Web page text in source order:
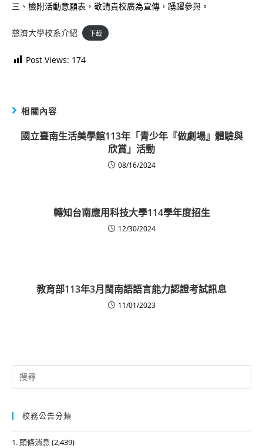
三、檢附活動意願表，敬請貴校廣為宣傳，踴躍參與。
慈濟大學校系介紹 下載
Post Views: 174
相關內容
國立臺南生活美學館113年「青少年『做劇場』體驗與
欣賞」活動
08/16/2024
轉知台南應用科技大學114學年度招生
12/30/2024
教育部113年3月閩南語語言能力認證考試訊息
11/01/2023
Search
for:
校務公告分類
1. 頭條消息 (2,439)